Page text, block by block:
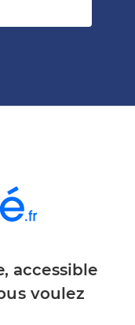
accessible
voulez